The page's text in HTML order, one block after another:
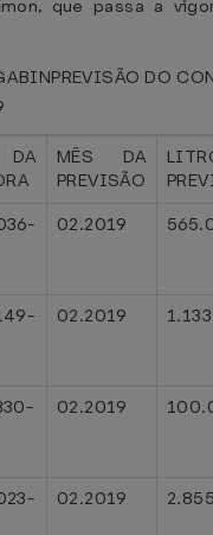
que passa a
DO
MÊS DA
PREVISÃO
02.2019
02.2019
02.2019
02.2019